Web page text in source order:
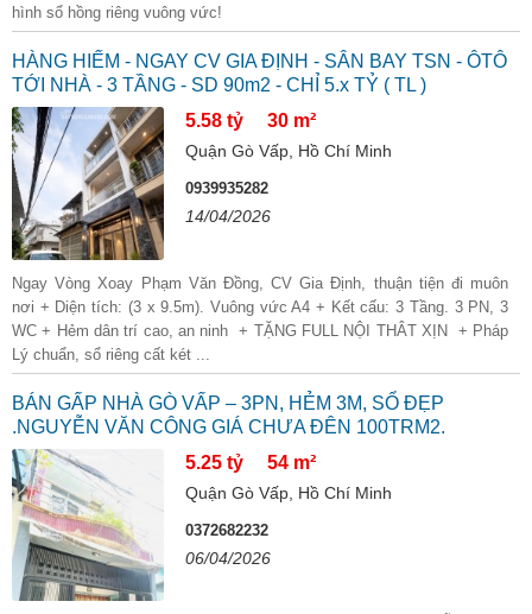
hình sổ hồng riêng vuông vức!
HÀNG HIẾM - NGAY CV GIA ĐỊNH - SÂN BAY TSN - ÔTÔ
TỚI NHÀ - 3 TẦNG - SD 90m2 - CHỈ 5.x TỶ ( TL )
5.58 tỷ
30 m²
Quận Gò Vấp, Hồ Chí Minh
0939935282
14/04/2026
Ngay Vòng Xoay Phạm Văn Đồng, CV Gia Định, thuận tiện đi muôn
nơi + Diện tích: (3 x 9.5m). Vuông vức A4 + Kết cấu: 3 Tầng. 3 PN, 3
WC + Hẻm dân trí cao, an ninh + TẶNG FULL NỘI THÂT XỊN + Pháp
Lý chuẩn, sổ riêng cất két ...
BÁN GẤP NHÀ GÒ VẤP – 3PN, HẺM 3M, SỔ ĐẸP
.NGUYỄN VĂN CÔNG GIÁ CHƯA ĐÊN 100TRM2.
5.25 tỷ
54 m²
Quận Gò Vấp, Hồ Chí Minh
0372682232
06/04/2026